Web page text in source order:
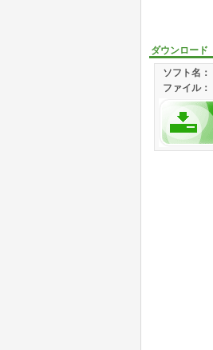
ダウンロード
ソフト名：
ファイル：